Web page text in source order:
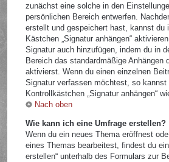
zunächst eine solche in den
persönlichen Bereich entwerfen.
erstellt und gespeichert hast, kannst du
Kästchen „Signatur anhängen“
Signatur auch hinzufügen, indem du in
Bereich das standardmäßige Anhängen
aktivierst. Wenn du einen einzelnen
Signatur verfassen möchtest, so kannst
Kontrollkästchen „Signatur anhängen“
Nach oben
Wie kann ich eine Umfrage erstellen?
Wenn du ein neues Thema eröffnest
eines Themas bearbeitest, findest du
erstellen“ unterhalb des Formulars zur